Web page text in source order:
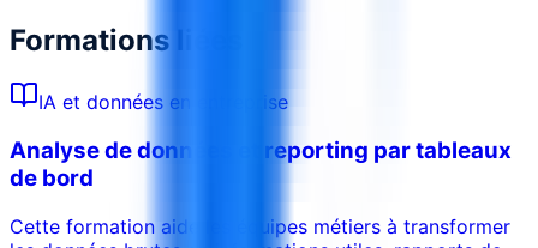
Formations liées
IA et données en entreprise
Analyse de données et reporting par tableaux
de bord
Cette formation aide les équipes métiers à transformer